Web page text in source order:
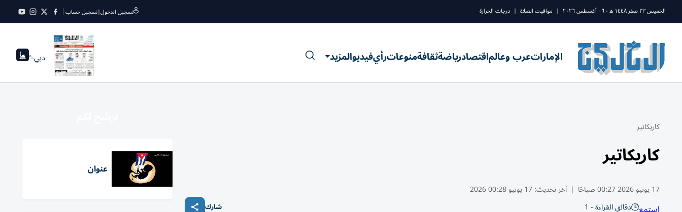
الخميس ٢٣ صفر ١٤٤٨ ه - ٠٦ أغسطس ٢٠٢٦ | مواقيت الصلاة | درجات الحرارة تسجيل الدخول|تسجيل حساب
الإماراتعرب وعالماقتصادرياضةثقافةمنوعاترأيفيديوالمزيد دبي--°
كاريكاتير
كاريكاتير
17 يونيو 2026 00:27 صباحًا | آخر تحديث:17 يونيو 00:28 2026
دقائق القراءة - 1 شارك
عنوان